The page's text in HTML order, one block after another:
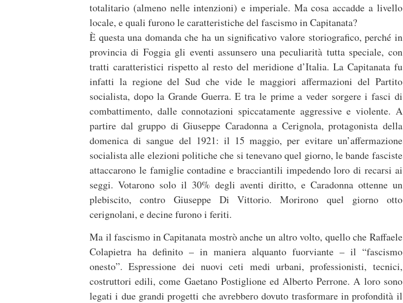
totalitario (almeno nelle intenzioni) e imperiale. Ma cosa accadde a livello
locale, e quali furono le caratteristiche del fascismo in Capitanata?
È questa una domanda che ha un significativo valore storiografico, perché in
provincia di Foggia gli eventi assunsero una peculiarità tutta speciale, con
tratti caratteristici rispetto al resto del meridione d’Italia. La Capitanata fu
infatti la regione del Sud che vide le maggiori affermazioni del Partito
socialista, dopo la Grande Guerra. E tra le prime a veder sorgere i fasci di
combattimento, dalle connotazioni spiccatamente aggressive e violente. A
partire dal gruppo di Giuseppe Caradonna a Cerignola, protagonista della
domenica di sangue del 1921: il 15 maggio, per evitare un’affermazione
socialista alle elezioni politiche che si tenevano quel giorno, le bande fasciste
attaccarono le famiglie contadine e bracciantili impedendo loro di recarsi ai
seggi. Votarono solo il 30% degli aventi diritto, e Caradonna ottenne un
plebiscito, contro Giuseppe Di Vittorio. Morirono quel giorno otto
cerignolani, e decine furono i feriti.
Ma il fascismo in Capitanata mostrò anche un altro volto, quello che Raffaele
Colapietra ha definito – in maniera alquanto fuorviante – il “fascismo
onesto”. Espressione dei nuovi ceti medi urbani, professionisti, tecnici,
costruttori edili, come Gaetano Postiglione ed Alberto Perrone. A loro sono
legati i due grandi progetti che avrebbero dovuto trasformare in profondità il